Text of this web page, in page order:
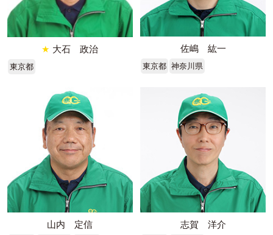
★ 大石 政治
東京都
佐嶋 紘一
東京都 神奈川県
山内 定信 志賀 洋介